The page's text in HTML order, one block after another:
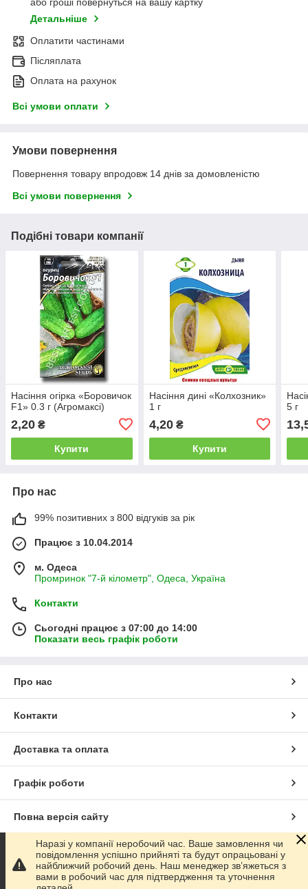
або гроші повернуться на вашу картку
Детальніше
Оплатити частинами
Післяплата
Оплата на рахунок
Всі умови оплати
Умови повернення
Повернення товару впродовж 14 днів за домовленістю
Всі умови повернення
Подібні товари компанії
Насіння огірка «Боровичок
F1» 0.3 г (Агромаксі)
2,20 ₴
Купити
Насіння дині «Колхозник»
1 г
4,20₴
Купити
5 г
Про нас
99% позитивних з 800 відгуків за рік
Працює з 10.04.2014
м. Одеса
Промринок "7-й кілометр", Одеса, Україна
Контакти
Сьогодні працює з 07:00 до 14:00
Показати весь графік роботи
Про нас
Контакти
Доставка та оплата
Графік роботи
Повна версія сайту
Сайт створено на маркетплейсі Prom.ua
Політика конфіденційності
Наразі у компанії неробочий час. Ваше замовлення чи
повідомлення успішно прийняті та будут опрацьовані у
найближчий робочий день. Наш менеджер зв’яжеться з
вами в робочий час для підтвердження та уточнення